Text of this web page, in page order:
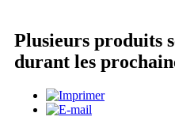
Plusieurs produits
durant les